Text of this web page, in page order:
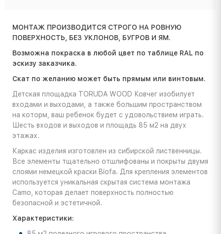
МОНТАЖ ПРОИЗВОДИТСЯ СТРОГО НА РОВНУЮ
ПОВЕРХНОСТЬ, БЕЗ УКЛОНОВ, БУГРОВ И ЯМ.
Возможна покраска в любой цвет по таблице RAL по
эскизу заказчика.
Скат по желанию может быть прямым или винтовым.
Детская площадка TORUDA WOOD Ковчег изобилует
входами и выходами, а также большим пространством
на которм, ваш ребенок будет с удовольствием играть.
Шесть входов и выходов и площадь 85 м2 на двух
этажах.
Каркас изделия изготовлен из сибирской лиственницы.
Все элементы тщательно отшлифованы и покрыты двумя
слоями немецкой краски Biofa. Для крепления элементов
используется уникальная скрытая система монтажа
Camo, которая делает поверхность полностью
безопасной и эстетичной.
Характеристики: